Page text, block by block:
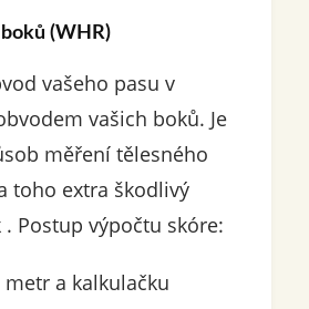
(WHR)
vašeho pasu v
vašich boků. Je
měření tělesného
toho extra škodlivý
Postup výpočtu skóre:
a kalkulačku